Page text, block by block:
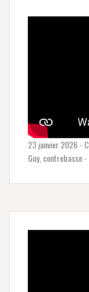
23 janvier 2026 -
Guy, contrebasse